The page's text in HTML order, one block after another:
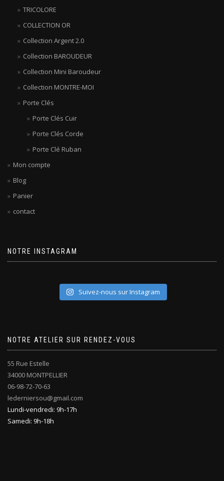
TRICOLORE
COLLECTION OR
Collection Argent 2.0
Collection BAROUDEUR
Collection Mini Baroudeur
Collection MONTRE-MOI
Porte Clés
Porte Clés Cuir
Porte Clés Corde
Porte Clé Ruban
Mon compte
Blog
Panier
contact
NOTRE INSTAGRAM
Suivez-nous sur Instagram
NOTRE ATELIER SUR RENDEZ-VOUS
55 Rue Estelle
34000 MONTPELLIER
06-98-72-70-63
lederniersou@gmail.com
Lundi-vendredi: 9h-17h
Samedi: 9h-18h